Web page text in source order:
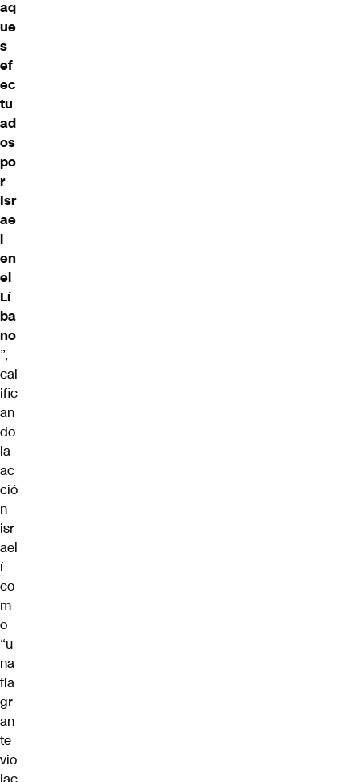
aq
ue
s
ef
ec
tu
ad
os
po
r
Isr
ae
l
en
el
Lí
ba
no
”,
cal
ific
an
do
la
ac
ció
n
isr
ael
í
co
m
o
“u
na
fla
gr
an
te
vio